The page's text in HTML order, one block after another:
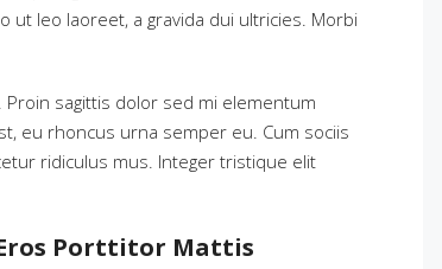
leo laoreet, a gravida dui ultricies. Morbi
sagittis dolor sed mi elementum
eu rhoncus urna semper eu. Cum sociis
ridiculus mus. Integer tristique elit
Eros Porttitor Mattis